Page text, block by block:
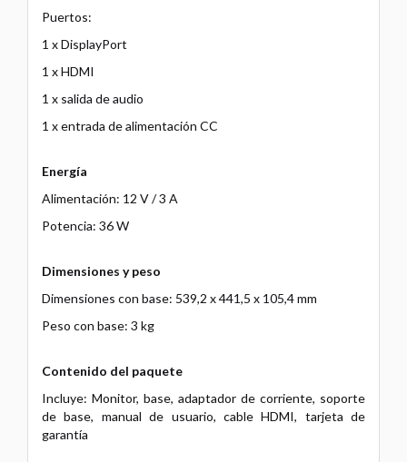
Puertos:
1 x DisplayPort
1 x HDMI
1 x salida de audio
1 x entrada de alimentación CC
Energía
Alimentación: 12 V / 3 A
Potencia: 36 W
Dimensiones y peso
Dimensiones con base: 539,2 x 441,5 x 105,4 mm
Peso con base: 3 kg
Contenido del paquete
Incluye: Monitor, base, adaptador de corriente, soporte
de base, manual de usuario, cable HDMI, tarjeta de
garantía